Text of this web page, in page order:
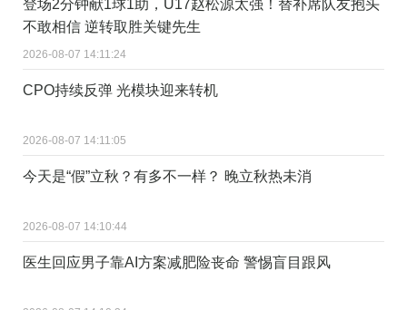
登场2分钟献1球1助，U17赵松源太强！替补席队友抱头
不敢相信 逆转取胜关键先生
2026-08-07 14:11:24
CPO持续反弹 光模块迎来转机
2026-08-07 14:11:05
今天是“假”立秋？有多不一样？ 晚立秋热未消
2026-08-07 14:10:44
医生回应男子靠AI方案减肥险丧命 警惕盲目跟风